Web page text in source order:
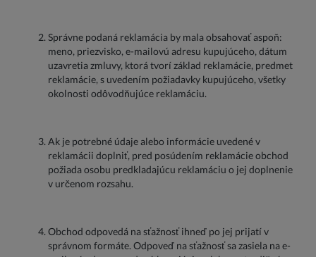
Správne podaná reklamácia by mala obsahovať aspoň:
meno, priezvisko, e-mailovú adresu kupujúceho, dátum
uzavretia zmluvy, ktorá tvorí základ reklamácie, predmet
reklamácie, s uvedením požiadavky kupujúceho, všetky
okolnosti odôvodňujúce reklamáciu.
Ak je potrebné údaje alebo informácie uvedené v
reklamácii doplniť, pred posúdením reklamácie obchod
požiada osobu predkladajúcu reklamáciu o jej doplnenie
v určenom rozsahu.
Obchod odpovedá na sťažnosť ihneď po jej prijatí v
správnom formáte. Odpoveď na sťažnosť sa zasiela na e-